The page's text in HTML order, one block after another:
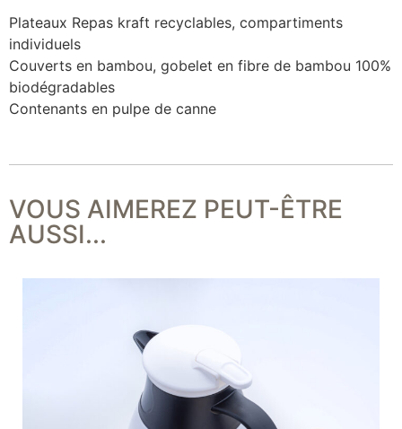
Plateaux Repas kraft recyclables, compartiments
individuels
Couverts en bambou, gobelet en fibre de bambou 100%
biodégradables
Contenants en pulpe de canne
VOUS AIMEREZ PEUT-ÊTRE
AUSSI...